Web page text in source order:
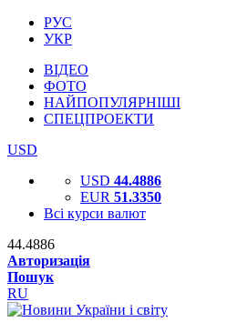
РУС
УКР
ВІДЕО
ФОТО
НАЙПОПУЛЯРНІШІ
СПЕЦПРОЕКТИ
USD
USD 44.4886
EUR 51.3350
Всі курси валют
44.4886
Авторизація
Пошук
RU